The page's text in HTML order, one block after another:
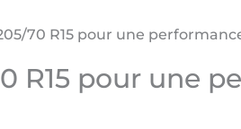
70 R15 pour une
R15 pour une